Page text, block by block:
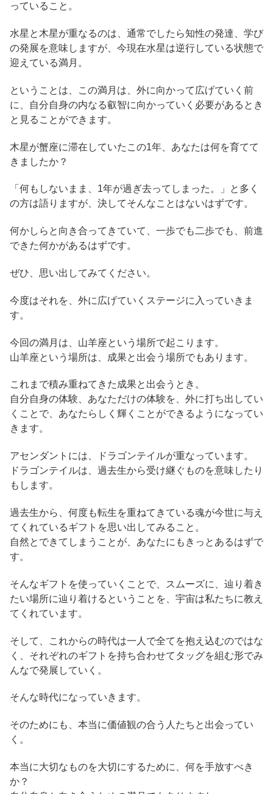
っていること。
水星と木星が重なるのは、通常でしたら知性の発達、学び
の発展を意味しますが、今現在水星は逆行している状態で
迎えている満月。
ということは、この満月は、外に向かって広げていく前
に、自分自身の内なる叡智に向かっていく必要があるとき
と見ることができます。
木星が蟹座に滞在していたこの1年、あなたは何を育てて
きましたか？
「何もしないまま、1年が過ぎ去ってしまった。」と多く
の方は語りますが、決してそんなことはないはずです。
何かしらと向き合ってきていて、一歩でも二歩でも、前進
できた何かがあるはずです。
ぜひ、思い出してみてください。
今度はそれを、外に広げていくステージに入っていきま
す。
今回の満月は、山羊座という場所で起こります。
山羊座という場所は、成果と出会う場所でもあります。
これまで積み重ねてきた成果と出会うとき。
自分自身の体験、あなただけの体験を、外に打ち出してい
くことで、あなたらしく輝くことができるようになってい
きます。
アセンダントには、ドラゴンテイルが重なっています。
ドラゴンテイルは、過去生から受け継ぐものを意味したり
もします。
過去生から、何度も転生を重ねてきている魂が今世に与え
てくれているギフトを思い出してみること。
自然とできてしまうことが、あなたにもきっとあるはずで
す。
そんなギフトを使っていくことで、スムーズに、辿り着き
たい場所に辿り着けるということを、宇宙は私たちに教え
てくれています。
そして、これからの時代は一人で全てを抱え込むのではな
く、それぞれのギフトを持ち合わせてタッグを組む形でみ
んなで発展していく。
そんな時代になっていきます。
そのためにも、本当に価値観の合う人たちと出会ってい
く。
本当に大切なものを大切にするために、何を手放すべき
か？